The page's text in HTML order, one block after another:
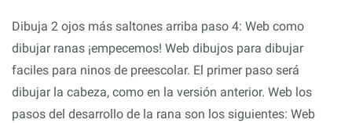
Dibuja 2 ojos más saltones arriba paso 4: Web como
dibujar ranas ¡empecemos! Web dibujos para dibujar
faciles para ninos de preescolar. El primer paso será
dibujar la cabeza, como en la versión anterior. Web los
pasos del desarrollo de la rana son los siguientes: Web